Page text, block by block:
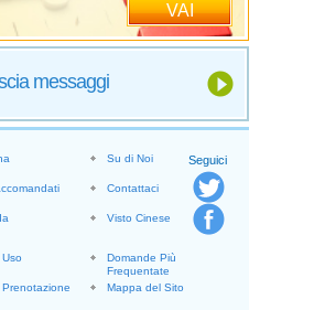
VAI
messaggi
Seguici
Su di Noi
Contattaci
Visto Cinese
Prenotazione
Domande Più
Frequentate
Mappa del Sito